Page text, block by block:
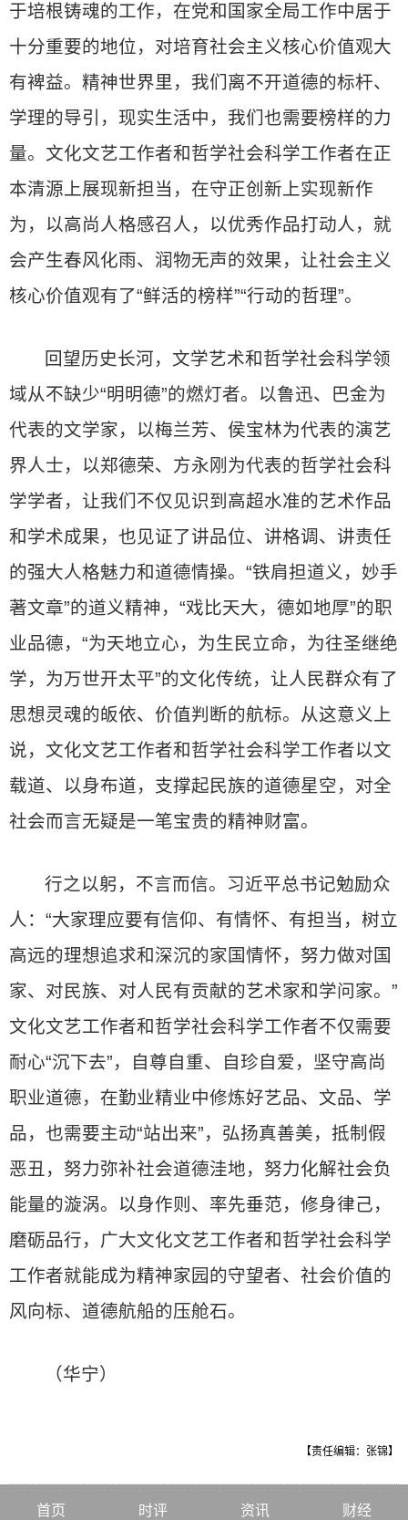
于培根铸魂的工作，在党和国家全局工作中居于
十分重要的地位，对培育社会主义核心价值观大
有裨益。精神世界里，我们离不开道德的标杆、
学理的导引，现实生活中，我们也需要榜样的力
量。文化文艺工作者和哲学社会科学工作者在正
本清源上展现新担当，在守正创新上实现新作
为，以高尚人格感召人，以优秀作品打动人，就
会产生春风化雨、润物无声的效果，让社会主义
核心价值观有了“鲜活的榜样”“行动的哲理”。
回望历史长河，文学艺术和哲学社会科学领
域从不缺少“明明德”的燃灯者。以鲁迅、巴金为
代表的文学家，以梅兰芳、侯宝林为代表的演艺
界人士，以郑德荣、方永刚为代表的哲学社会科
学学者，让我们不仅见识到高超水准的艺术作品
和学术成果，也见证了讲品位、讲格调、讲责任
的强大人格魅力和道德情操。“铁肩担道义，妙手
著文章”的道义精神，“戏比天大，德如地厚”的职
业品德，“为天地立心，为生民立命，为往圣继绝
学，为万世开太平”的文化传统，让人民群众有了
思想灵魂的皈依、价值判断的航标。从这意义上
说，文化文艺工作者和哲学社会科学工作者以文
载道、以身布道，支撑起民族的道德星空，对全
社会而言无疑是一笔宝贵的精神财富。
行之以躬，不言而信。习近平总书记勉励众
人：“大家理应要有信仰、有情怀、有担当，树立
高远的理想追求和深沉的家国情怀，努力做对国
家、对民族、对人民有贡献的艺术家和学问家。”
文化文艺工作者和哲学社会科学工作者不仅需要
耐心“沉下去”，自尊自重、自珍自爱，坚守高尚
职业道德，在勤业精业中修炼好艺品、文品、学
品，也需要主动“站出来”，弘扬真善美，抵制假
恶丑，努力弥补社会道德洼地，努力化解社会负
能量的漩涡。以身作则、率先垂范，修身律己，
磨砺品行，广大文化文艺工作者和哲学社会科学
工作者就能成为精神家园的守望者、社会价值的
风向标、道德航船的压舱石。
（华宁）
【责任编辑：张锦】
首页 时评 资讯 财经